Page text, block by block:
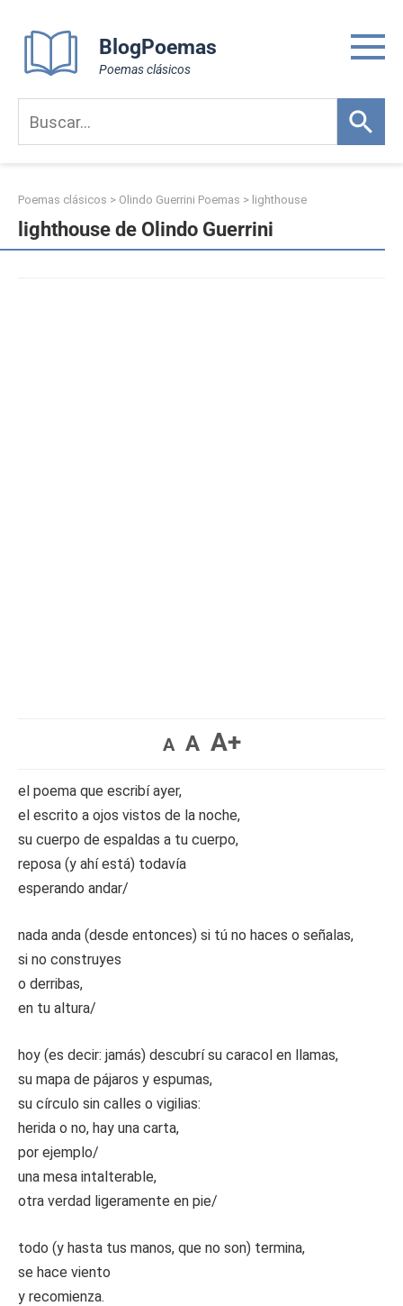
content
BlogPoemas
Poemas clásicos
Poemas clásicos > Olindo Guerrini Poemas > lighthouse
lighthouse de Olindo Guerrini
A A A+
el poema que escribí ayer,
el escrito a ojos vistos de la noche,
su cuerpo de espaldas a tu cuerpo,
reposa (y ahí está) todavía
esperando andar/
nada anda (desde entonces) si tú no haces o señalas,
si no construyes
o derribas,
en tu altura/
hoy (es decir: jamás) descubrí su caracol en llamas,
su mapa de pájaros y espumas,
su círculo sin calles o vigilias:
herida o no, hay una carta,
por ejemplo/
una mesa intalterable,
otra verdad ligeramente en pie/
todo (y hasta tus manos, que no son) termina,
se hace viento
y recomienza.